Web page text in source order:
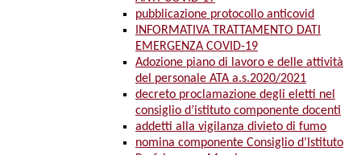
pubblicazione protocollo anticovid
INFORMATIVA TRATTAMENTO DATI
EMERGENZA COVID-19
Adozione piano di lavoro e delle attività
del personale ATA a.s.2020/2021
decreto proclamazione degli eletti nel
consiglio d’istituto componente docenti
addetti alla vigilanza divieto di fumo
nomina componente Consiglio d’Istituto